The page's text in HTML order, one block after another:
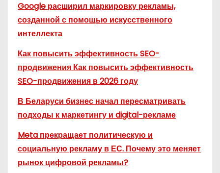
Google расширил маркировку рекламы,
созданной с помощью искусственного
интеллекта
Как повысить эффективность SEO-
продвижения Как повысить эффективность
SEO-продвижения в 2026 году
В Беларуси бизнес начал пересматривать
подходы к маркетингу и digital-рекламе
Meta прекращает политическую и
социальную рекламу в ЕС. Почему это меняет
рынок цифровой рекламы?